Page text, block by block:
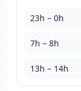
23h – 0h
7h – 8h
13h – 14h